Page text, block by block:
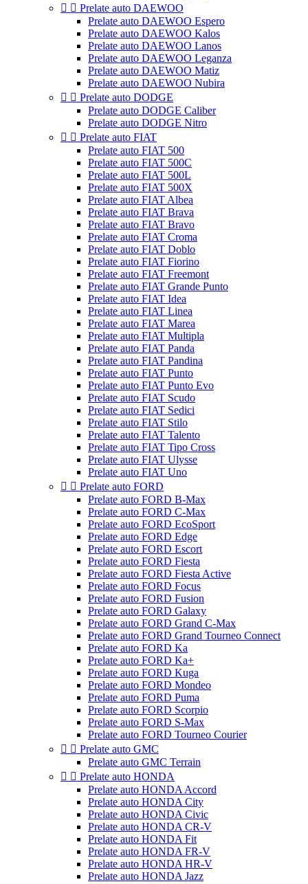
  Prelate auto DAEWOO
Prelate auto DAEWOO Espero
Prelate auto DAEWOO Kalos
Prelate auto DAEWOO Lanos
Prelate auto DAEWOO Leganza
Prelate auto DAEWOO Matiz
Prelate auto DAEWOO Nubira
  Prelate auto DODGE
Prelate auto DODGE Caliber
Prelate auto DODGE Nitro
  Prelate auto FIAT
Prelate auto FIAT 500
Prelate auto FIAT 500C
Prelate auto FIAT 500L
Prelate auto FIAT 500X
Prelate auto FIAT Albea
Prelate auto FIAT Brava
Prelate auto FIAT Bravo
Prelate auto FIAT Croma
Prelate auto FIAT Doblo
Prelate auto FIAT Fiorino
Prelate auto FIAT Freemont
Prelate auto FIAT Grande Punto
Prelate auto FIAT Idea
Prelate auto FIAT Linea
Prelate auto FIAT Marea
Prelate auto FIAT Multipla
Prelate auto FIAT Panda
Prelate auto FIAT Pandina
Prelate auto FIAT Punto
Prelate auto FIAT Punto Evo
Prelate auto FIAT Scudo
Prelate auto FIAT Sedici
Prelate auto FIAT Stilo
Prelate auto FIAT Talento
Prelate auto FIAT Tipo Cross
Prelate auto FIAT Ulysse
Prelate auto FIAT Uno
  Prelate auto FORD
Prelate auto FORD B-Max
Prelate auto FORD C-Max
Prelate auto FORD EcoSport
Prelate auto FORD Edge
Prelate auto FORD Escort
Prelate auto FORD Fiesta
Prelate auto FORD Fiesta Active
Prelate auto FORD Focus
Prelate auto FORD Fusion
Prelate auto FORD Galaxy
Prelate auto FORD Grand C-Max
Prelate auto FORD Grand Tourneo Connect
Prelate auto FORD Ka
Prelate auto FORD Ka+
Prelate auto FORD Kuga
Prelate auto FORD Mondeo
Prelate auto FORD Puma
Prelate auto FORD Scorpio
Prelate auto FORD S-Max
Prelate auto FORD Tourneo Courier
  Prelate auto GMC
Prelate auto GMC Terrain
  Prelate auto HONDA
Prelate auto HONDA Accord
Prelate auto HONDA City
Prelate auto HONDA Civic
Prelate auto HONDA CR-V
Prelate auto HONDA Fit
Prelate auto HONDA FR-V
Prelate auto HONDA HR-V
Prelate auto HONDA Jazz